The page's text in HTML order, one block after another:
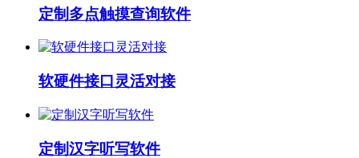
定制多点触摸查询软件
软硬件接口灵活对接
定制汉字听写软件